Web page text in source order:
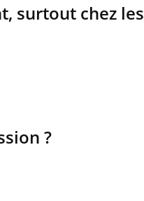
surtout chez les
?